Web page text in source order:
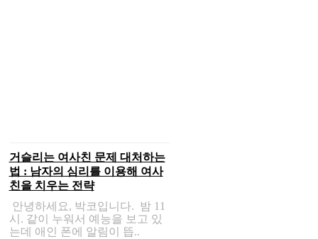
거슬리는 여사친 문제 대처하는
법 : 남자의 심리를 이용해 여사
친을 치우는 전략
안녕하세요, 박코입니다. 밤 11
시. 같이 누워서 예능을 보고 있
는데 애인 폰에 알림이 뜹..